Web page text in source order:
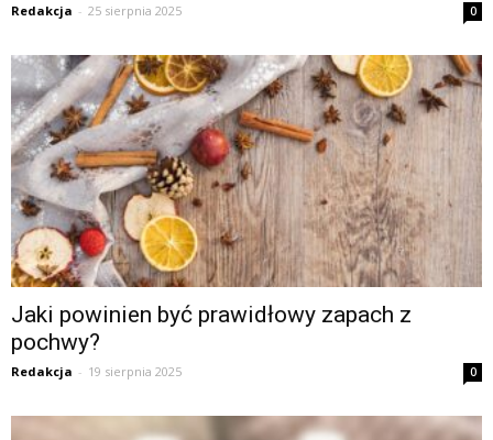
Redakcja - 25 sierpnia 2025 0
Jaki powinien być prawidłowy zapach z
pochwy?
Redakcja - 19 sierpnia 2025 0